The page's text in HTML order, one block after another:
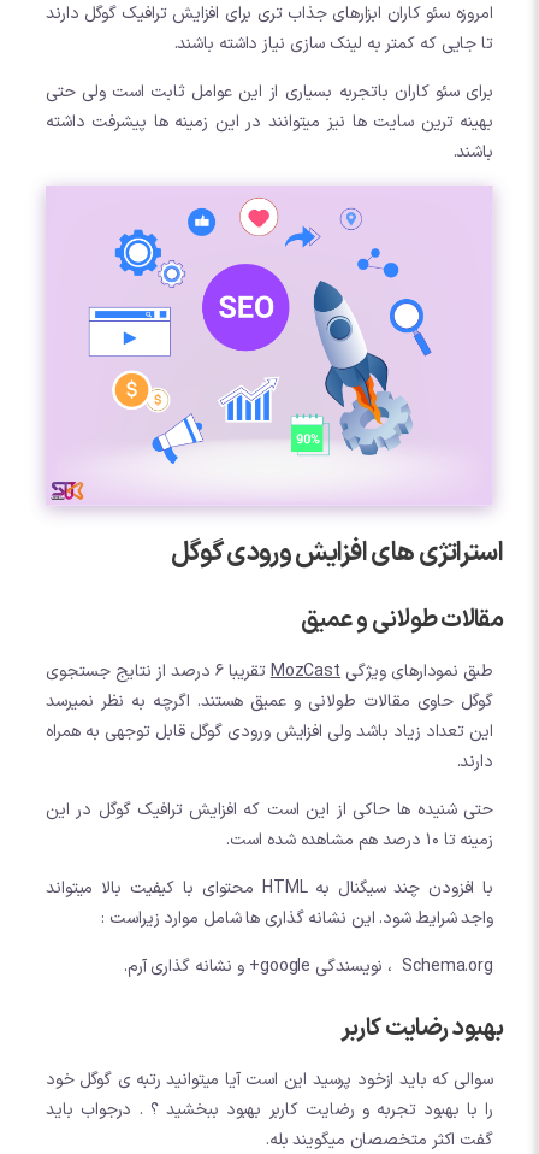
امروزه سئو کاران ابزارهای جذاب تری برای افزایش ترافیک گوگل دارند
تا جایی که کمتر به لینک سازی نیاز داشته باشند.
برای سئو کاران باتجربه بسیاری از این عوامل ثابت است ولی حتی
بهینه ترین سایت ها نیز میتوانند در این زمینه ها پیشرفت داشته
باشند.
استراتژی های افزایش ورودی گوگل
مقالات طولانی و عمیق
طبق نمودارهای ویژگی MozCast
تقریبا 6 درصد از نتایج جستجوی
گوگل حاوی مقالات طولانی و عمیق هستند. اگرچه به نظر نمیرسد
این تعداد زیاد باشد ولی افزایش ورودی گوگل قابل توجهی به همراه
دارند.
حتی شنیده ها حاکی از این است که افزایش ترافیک گوگل در این
زمینه تا 10 درصد هم مشاهده شده است.
با افزودن چند سیگنال به HTML محتوای با کیفیت بالا میتواند
واجد شرایط شود. این نشانه گذاری ها شامل موارد زیراست :
Schema.org ، نویسندگی google+ و نشانه گذاری آرم.
بهبود رضایت کاربر
سوالی که باید ازخود پرسید این است آیا میتوانید رتبه ی گوگل خود
را با بهبود تجربه و رضایت کاربر بهبود ببخشید ؟ . درجواب باید
گفت اکثر متخصصان میگویند بله.